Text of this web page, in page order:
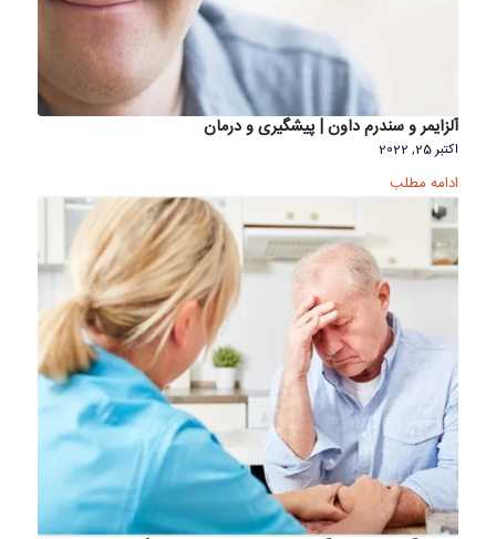
آلزایمر و سندرم داون | پیشگیری و درمان
اکتبر 25, 2022
ادامه مطلب